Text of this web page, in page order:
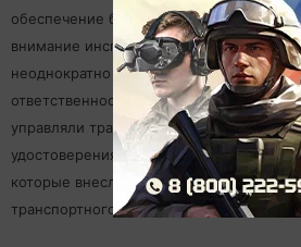
обеспечение безопасности дорожного
внимание инспектора уделяют
неоднократно привлекались к
ответственности, не соблюдали
управляли транспортными средствами
удостоверения, в состоянии
которые внесли недопустимые
транспортного средства.